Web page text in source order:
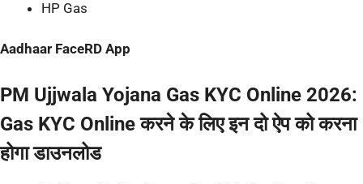
HP Gas
Aadhaar FaceRD App
PM Ujjwala Yojana Gas KYC Online 2026:
Gas KYC Online करने के लिए इन दो ऐप को करना
होगा डाउनलोड